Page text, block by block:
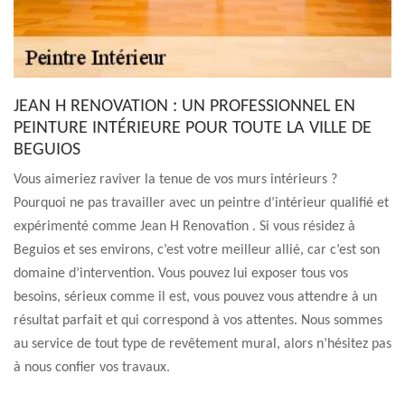
JEAN H RENOVATION : UN PROFESSIONNEL EN
PEINTURE INTÉRIEURE POUR TOUTE LA VILLE DE
BEGUIOS
Vous aimeriez raviver la tenue de vos murs intérieurs ?
Pourquoi ne pas travailler avec un peintre d’intérieur qualifié et
expérimenté comme Jean H Renovation . Si vous résidez à
Beguios et ses environs, c’est votre meilleur allié, car c’est son
domaine d’intervention. Vous pouvez lui exposer tous vos
besoins, sérieux comme il est, vous pouvez vous attendre à un
résultat parfait et qui correspond à vos attentes. Nous sommes
au service de tout type de revêtement mural, alors n’hésitez pas
à nous confier vos travaux.